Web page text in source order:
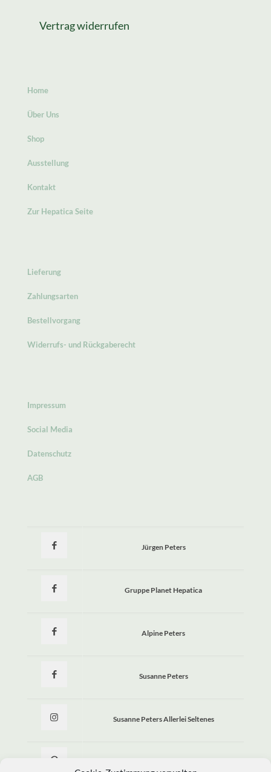
Vertrag widerrufen
Home
Über Uns
Shop
Ausstellung
Kontakt
Zur Hepatica Seite
Lieferung
Zahlungsarten
Bestellvorgang
Widerrufs- und Rückgaberecht
Impressum
Social Media
Datenschutz
AGB
Jürgen Peters
Gruppe Planet Hepatica
Alpine Peters
Susanne Peters
Susanne Peters Allerlei Seltenes